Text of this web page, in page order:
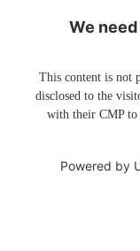
We
This content is not
disclosed to the
with their CMP to
Powered by